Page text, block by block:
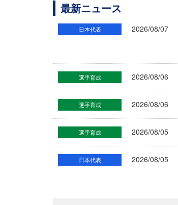
最新ニュース
日本代表 2026/08/07
選手育成 2026/08/06
選手育成 2026/08/06
選手育成 2026/08/05
日本代表 2026/08/05